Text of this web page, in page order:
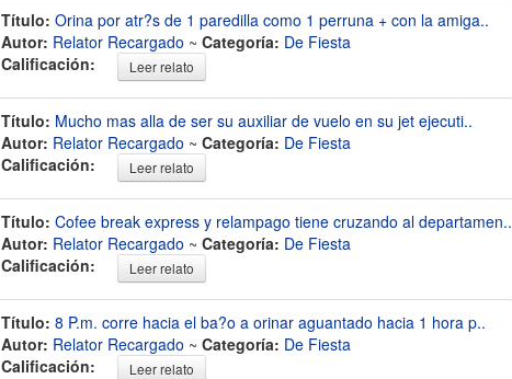
Título: Orina por atr?s de 1 paredilla como 1 perruna + con la amiga..
Autor: Relator Recargado ~ Categoría: De Fiesta
Calificación:
Leer relato
Título: Mucho mas alla de ser su auxiliar de vuelo en su jet ejecuti..
Autor: Relator Recargado ~ Categoría: De Fiesta
Calificación:
Leer relato
Título: Cofee break express y relampago tiene cruzando al departamen..
Autor: Relator Recargado ~ Categoría: De Fiesta
Calificación:
Leer relato
Título: 8 P.m. corre hacia el ba?o a orinar aguantado hacia 1 hora p..
Autor: Relator Recargado ~ Categoría: De Fiesta
Calificación:
Leer relato